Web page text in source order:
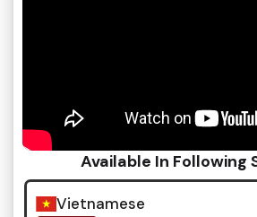
Available In Following
Vietnamese